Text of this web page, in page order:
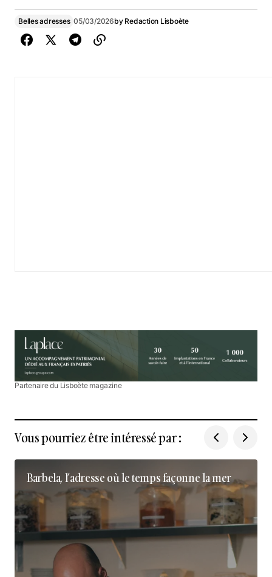
Belles adresses 05/03/2026by Redaction Lisboète
Partenaire du Lisboète magazine
Vous pourriez être intéressé par :
Barbela, l’adresse où le temps façonne la mer